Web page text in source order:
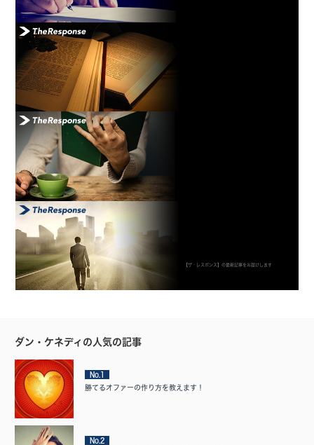
【ザ・レスポンス】の最新記事をお届けします
ダン・ケネディの人気の記事
No.1
勝てるオファーの作り方を教えます！
No.2